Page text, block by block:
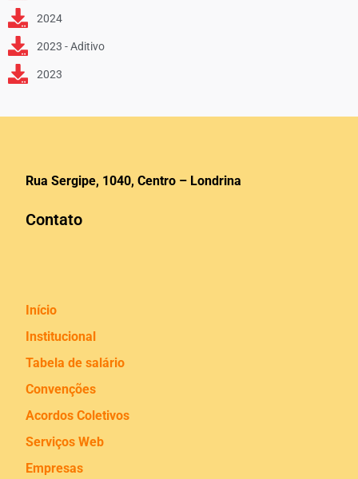
2024
2023 - Aditivo
2023
Rua Sergipe, 1040, Centro – Londrina
Contato
Início
Institucional
Tabela de salário
Convenções
Acordos Coletivos
Serviços Web
Empresas